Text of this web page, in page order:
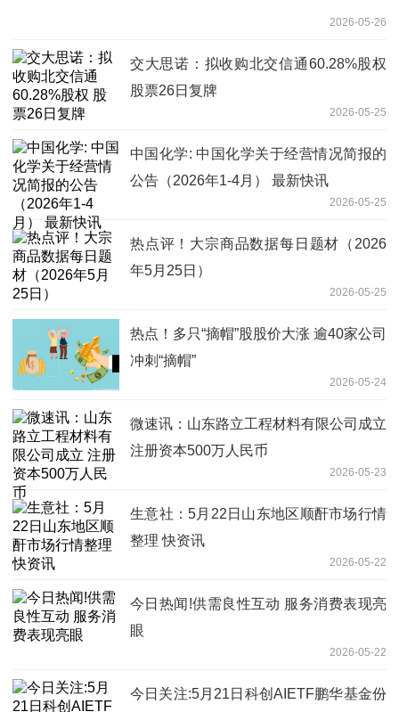
2026-05-26
交大思诺：拟收购北交信通60.28%股权
股票26日复牌
2026-05-25
中国化学: 中国化学关于经营情况简报的
公告（2026年1-4月） 最新快讯
2026-05-25
热点评！大宗商品数据每日题材（2026
年5月25日）​
2026-05-25
热点！多只“摘帽”股股价大涨 逾40家公司
冲刺“摘帽”
2026-05-24
微速讯：山东路立工程材料有限公司成立
注册资本500万人民币
2026-05-23
生意社：5月22日山东地区顺酐市场行情
整理 快资讯
2026-05-22
今日热闻!供需良性互动 服务消费表现亮
眼
2026-05-22
今日关注:5月21日科创AIETF鹏华基金份